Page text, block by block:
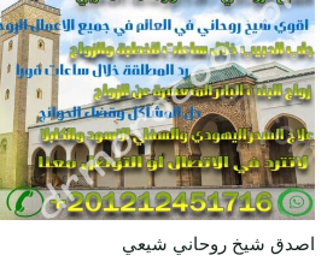
اصدق شيخ روحاني شيعي